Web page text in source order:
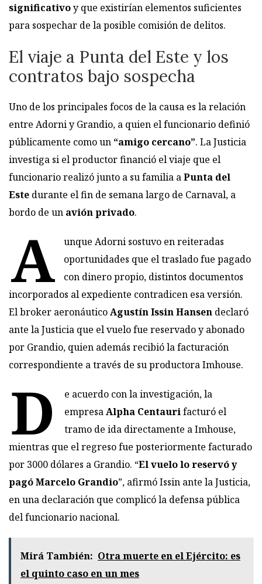
significativoy que existirían elementos suficientes
para sospechar de la posible comisión de delitos.
El viaje a Punta del Este y los
contratos bajo sospecha
Uno de los principales focos de la causa es la relación
entre Adorni y Grandio, a quien el funcionario definió
públicamente como un “amigo cercano”. La Justicia
investiga si el productor financió el viaje que el
funcionario realizó junto a su familia aPunta del
Este durante el fin de semana largo de Carnaval, a
bordo de un avión privado.
A
unque Adorni sostuvo en reiteradas
oportunidades que el traslado fue pagado
con dinero propio, distintos documentos
incorporados al expediente contradicen esa versión.
El broker aeronáuticoAgustín Issin Hansen declaró
ante la Justicia que el vuelo fue reservado y abonado
por Grandio, quien además recibió la facturación
correspondiente a través de su productora Imhouse.
D
e acuerdo con la investigación, la
empresaAlpha Centaurifacturó el
tramo de ida directamente a Imhouse,
mientras que el regreso fue posteriormente facturado
por 3000 dólares a Grandio. “El vuelo lo reservó y
pagó Marcelo Grandio”, afirmó Issin ante la Justicia,
en una declaración que complicó la defensa pública
del funcionario nacional.
Mirá También: Otra muerte en el Ejército: es
el quinto caso en un mes